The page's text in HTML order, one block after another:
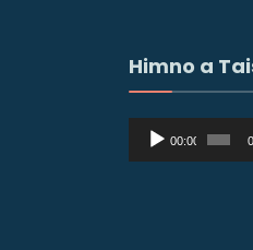
Himno a
Reproductor
de
00:00